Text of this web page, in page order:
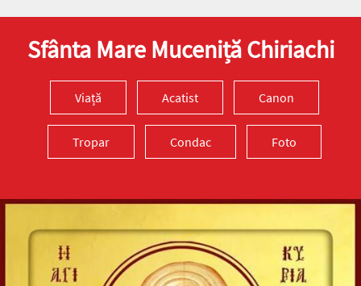
Sfânta Mare Muceniță Chiriachi
Viață Acatist Canon
Tropar Condac Foto